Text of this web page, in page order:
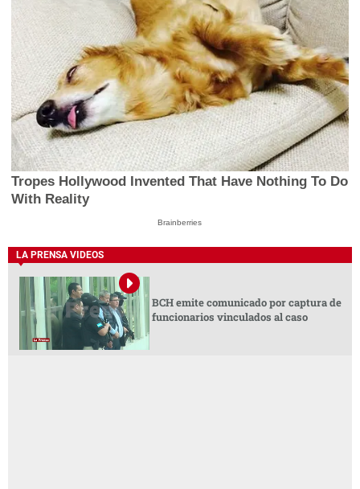
Tropes Hollywood Invented That Have Nothing To Do
With Reality
Brainberries
LA PRENSA VIDEOS
BCH emite comunicado por captura de
funcionarios vinculados al caso